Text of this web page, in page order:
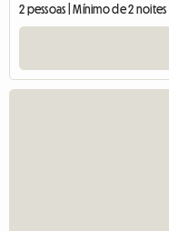
2 pessoas | Mínimo de 2 noites